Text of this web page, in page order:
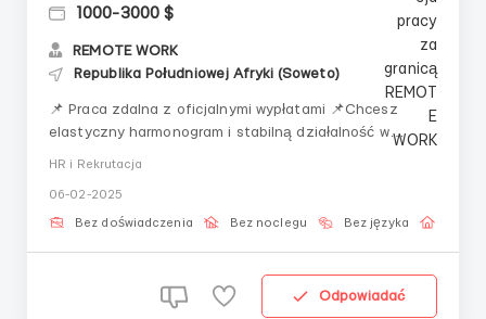
1000-3000 $
REMOTE WORK
Republika Południowej Afryki (Soweto)
📌 Praca zdalna z oficjalnymi wypłatami 📌Chcesz
elastyczny harmonogram i stabilną działalność w
pracy z dowolnego miejsca na świecie✅ Oficjalne
wypłaty bez ukrytych warunków✅ Minimalne
HR i Rekrutacja
06-02-2025
Bez doświadczenia Bez noclegu Bez języka
Odpowiadać